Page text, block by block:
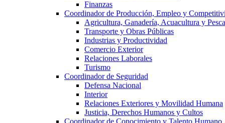
Finanzas
Coordinador de Producción, Empleo y
Agricultura, Ganadería, Acuacultura y Pesca
Transporte y Obras Públicas
Industrias y Productividad
Comercio Exterior
Relaciones Laborales
Turismo
Coordinador de Seguridad
Defensa Nacional
Interior
Relaciones Exteriores y Movilidad Humana
Justicia, Derechos Humanos y Cultos
Coordinador de Conocimiento y Talento Humano